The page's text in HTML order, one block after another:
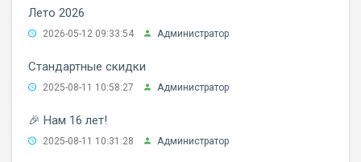
Лето 2026
2026-05-12 09:33:54 Администратор
Стандартные скидки
2025-08-11 10:58:27 Администратор
🎉 Нам 16 лет!
2025-08-11 10:31:28 Администратор